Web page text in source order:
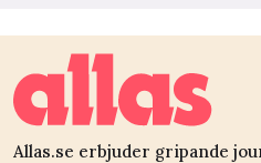
Allas.se erbjuder gripande